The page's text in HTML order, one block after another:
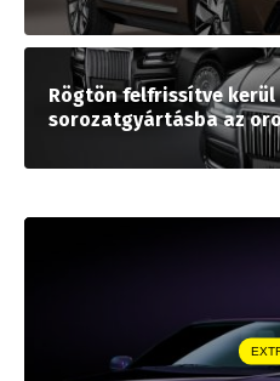
Rögtön felfrissítve kerül
sorozatgyártásba az